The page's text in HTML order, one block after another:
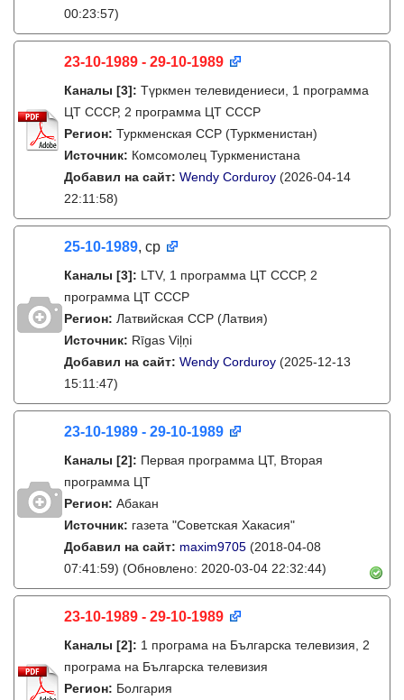
00:23:57)
23-10-1989 - 29-10-1989
Каналы [3]: Түркмен телевидениеси, 1 программа
ЦТ СССР, 2 программа ЦТ СССР
Регион: Туркменская ССР (Туркменистан)
Источник: Комсомолец Туркменистана
Добавил на сайт: Wendy Corduroy (2026-04-14
22:11:58)
25-10-1989, ср
Каналы [3]: LTV, 1 программа ЦТ СССР, 2
программа ЦТ СССР
Регион: Латвийская ССР (Латвия)
Источник: Rīgas Viļņi
Добавил на сайт: Wendy Corduroy (2025-12-13
15:11:47)
23-10-1989 - 29-10-1989
Каналы [2]: Первая программа ЦТ, Вторая
программа ЦТ
Регион: Абакан
Источник: газета "Советская Хакасия"
Добавил на сайт: maxim9705 (2018-04-08
07:41:59) (Обновлено: 2020-03-04 22:32:44)
23-10-1989 - 29-10-1989
Каналы [2]: 1 програма на Българска телевизия, 2
програма на Българска телевизия
Регион: Болгария